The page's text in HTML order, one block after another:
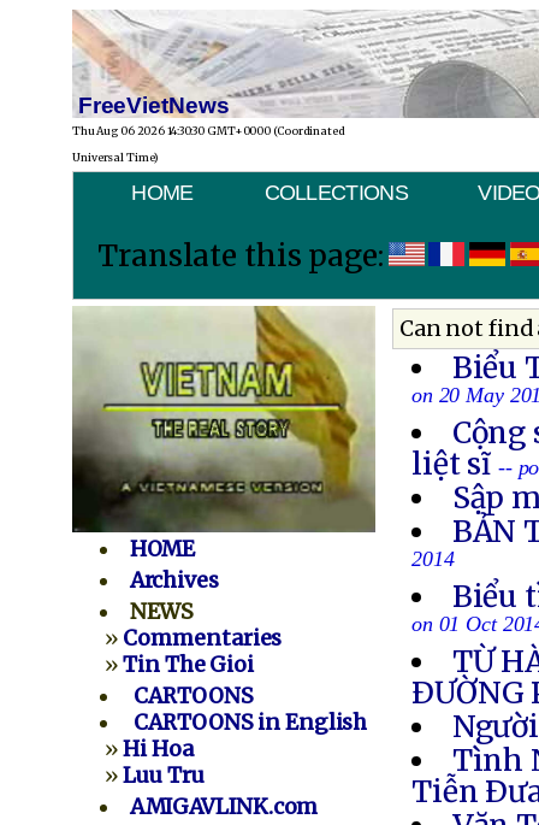
FreeVietNews
Thu Aug 06 2026 14:30:30 GMT+0000 (Coordinated
Universal Time)
HOME COLLECTIONS
Translate this page:
HOME
Archives
NEWS
» Commentaries
»Tin The Gioi
CARTOONS
CARTOONS in English
»Hi Hoa
»Luu Tru
AMIGAVLINK.com
Can not
Biểu
on 20 May
Cộng
liệt sĩ --
Sập
BẢN
2014
Biểu
on 01 Oct
TỪ
ÐƯỜNG
Tình
Tiễn